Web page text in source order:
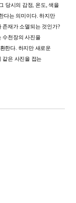
당시의 감정 ,온도 ,색을
다는 의미이다.하지만
존재가 소멸되는 것인가?
수천장의 사진을
한다 하지만 새로운
같은 사진을 접는